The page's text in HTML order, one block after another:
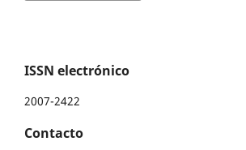
ISSN electrónico
2007-2422
Contacto